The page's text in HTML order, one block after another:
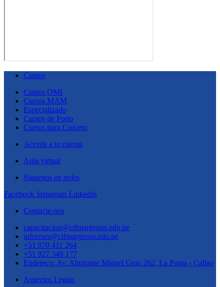
Cursos
Cursos OMI
Cursos MAM
Especializado
Cursos de Porto
Cursos para Crucero
Accede a tu cuenta
Aula virtual
Síguenos en redes
Facebook Instagram Linkedin
Contacte-nos
capacitacion@cifmargroup.edu.pe
informes@cifmargroup.edu.pe
+51 970 411 264
+51 927 349 177
Endereço: Av. Almirante Miguel Grau 262, La Punta - Callao
Aspectos Legais